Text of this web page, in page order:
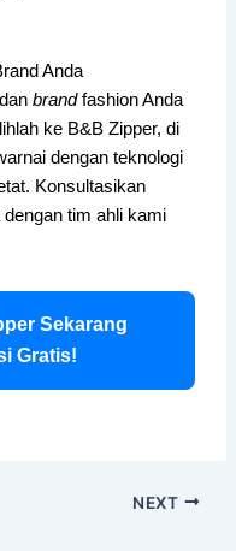
Anda
danbrandfashion Anda
ke B&B Zipper, di
dengan teknologi
Konsultasikan
tim ahli kami
Sekarang
Gratis!
NEXT